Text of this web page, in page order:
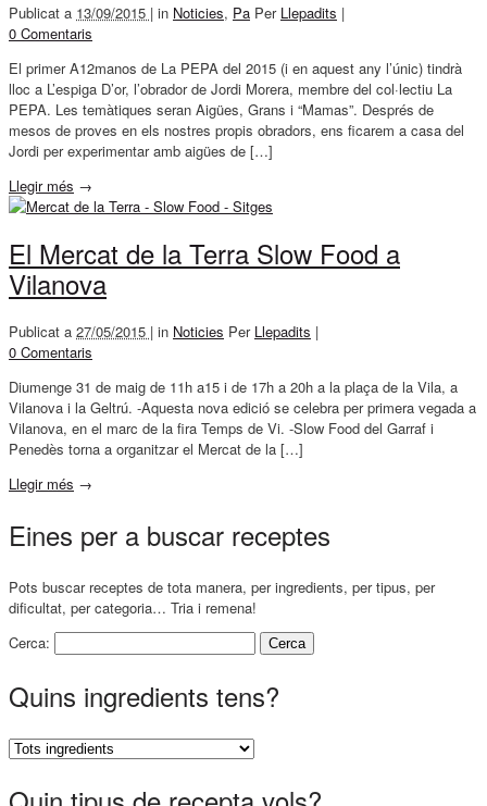
Publicat a 13/09/2015 | in Noticies, Pa Per Llepadits |
0 Comentaris
El primer A12manos de La PEPA del 2015 (i en aquest any l’únic) tindrà
lloc a L’espiga D’or, l’obrador de Jordi Morera, membre del col·lectiu La
PEPA. Les temàtiques seran Aigües, Grans i “Mamas”. Després de
mesos de proves en els nostres propis obradors, ens ficarem a casa del
Jordi per experimentar amb aigües de […]
Llegir més →
El Mercat de la Terra Slow Food a
Vilanova
Publicat a 27/05/2015 | in Noticies Per Llepadits |
0 Comentaris
Diumenge 31 de maig de 11h a15 i de 17h a 20h a la plaça de la Vila, a
Vilanova i la Geltrú. -Aquesta nova edició se celebra per primera vegada a
Vilanova, en el marc de la fira Temps de Vi. -Slow Food del Garraf i
Penedès torna a organitzar el Mercat de la […]
Llegir més →
Eines per a buscar receptes
Pots buscar receptes de tota manera, per ingredients, per tipus, per
dificultat, per categoria… Tria i remena!
Cerca:
Quins ingredients tens?